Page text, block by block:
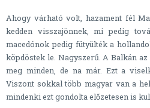
Ahogy várható volt, hazament fél
kedden visszajönnek, mi pedig
macedónok pedig fütyülték a
köpdöstek le. Nagyszerű. A Balkán az
meg minden, de na már. Ezt a
Viszont sokkal több magyar van a
mindenki ezt gondolta előzetesen is